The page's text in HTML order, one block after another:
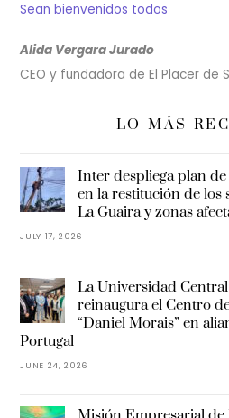
Sean bienvenidos todos
Alida Vergara Jurado
CEO y fundadora de El Placer de
LO MÁS
Inter despliega plan
en la restitución de los
La Guaira y zonas
JULY 17, 2026
La Universidad
reinaugura el Centro
“Daniel Morais” en
Portugal
JUNE 24, 2026